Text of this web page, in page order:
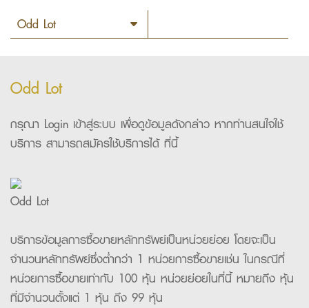
Odd Lot
กรุณา Login เข้าสู่ระบบ เพื่อดูข้อมูลดังกล่าว หากท่านสนใจใช้
บริการ สามารถสมัครใช้บริการได้ ที่นี้
Odd Lot
บริการข้อมูลการซื้อขายหลักทรัพย์เป็นหน่วยย่อย โดยจะเป็น
จำนวนหลักทรัพย์ซึ่งต่ำกว่า 1 หน่วยการซื้อขายเช่น ในกรณีที่
หน่วยการซื้อขายเท่ากับ 100 หุ้น หน่วยย่อยในที่นี้ หมายถึง หุ้น
ที่มีจำนวนตั้งแต่ 1 หุ้น ถึง 99 หุ้น